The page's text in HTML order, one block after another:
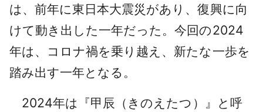
は、前年に東日本大震災があり、復興に向
けて動き出した一年だった。今回の2024
年は、コロナ禍を乗り越え、新たな一歩を
踏み出す一年となる。
2024年は『甲辰（きのえたつ）』と呼